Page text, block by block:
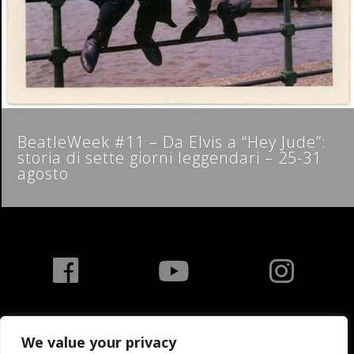
We value your privacy
BeatleWeek #11 – Da Elvis a “Hey Jude”:
storia di sette giorni leggendari – 25-31
agosto